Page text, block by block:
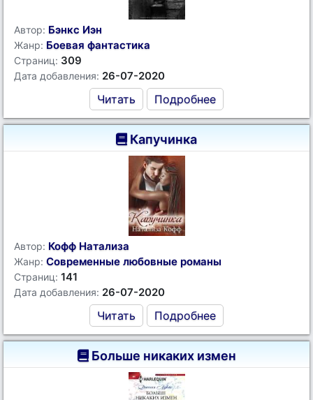
Автор: Бэнкс Иэн
Жанр: Боевая фантастика
Страниц: 309
Дата добавления: 26-07-2020
Читать Подробнее
Капучинка
Автор: Кофф Натализа
Жанр: Современные любовные романы
Страниц: 141
Дата добавления: 26-07-2020
Читать Подробнее
Больше никаких измен